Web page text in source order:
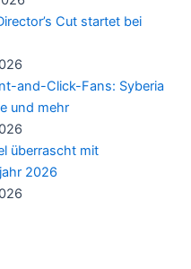
Cut startet bei
and-Click-Fans: Syberia
und mehr
überrascht mit
2026